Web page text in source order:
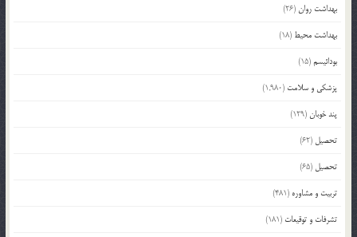
بهداشت روان(26)
بهداشت محیط (18)
بودائیسم(15)
پزشکی و سلامت (1,980)
پند خوبان(129)
تحصیل (62)
تحصیل (65)
تربیت و مشاوره (481)
تشرفات و توقیعات (181)